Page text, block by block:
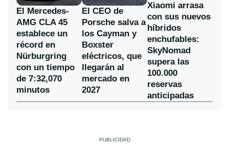
El Mercedes-
AMG CLA 45
establece un
récord en
Nürburgring
con un tiempo
de 7:32,070
minutos
El CEO de
Porsche salva a
los Cayman y
Boxster
eléctricos, que
llegarán al
mercado en
2027
Xiaomi arrasa
con sus nuevos
híbridos
enchufables:
SkyNomad
supera las
100.000
reservas
anticipadas